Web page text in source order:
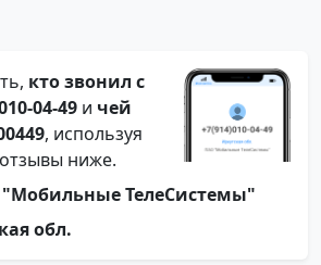
кто звонил с
04-49 и чей
, используя
ниже.
ТелеСистемы"
обл.